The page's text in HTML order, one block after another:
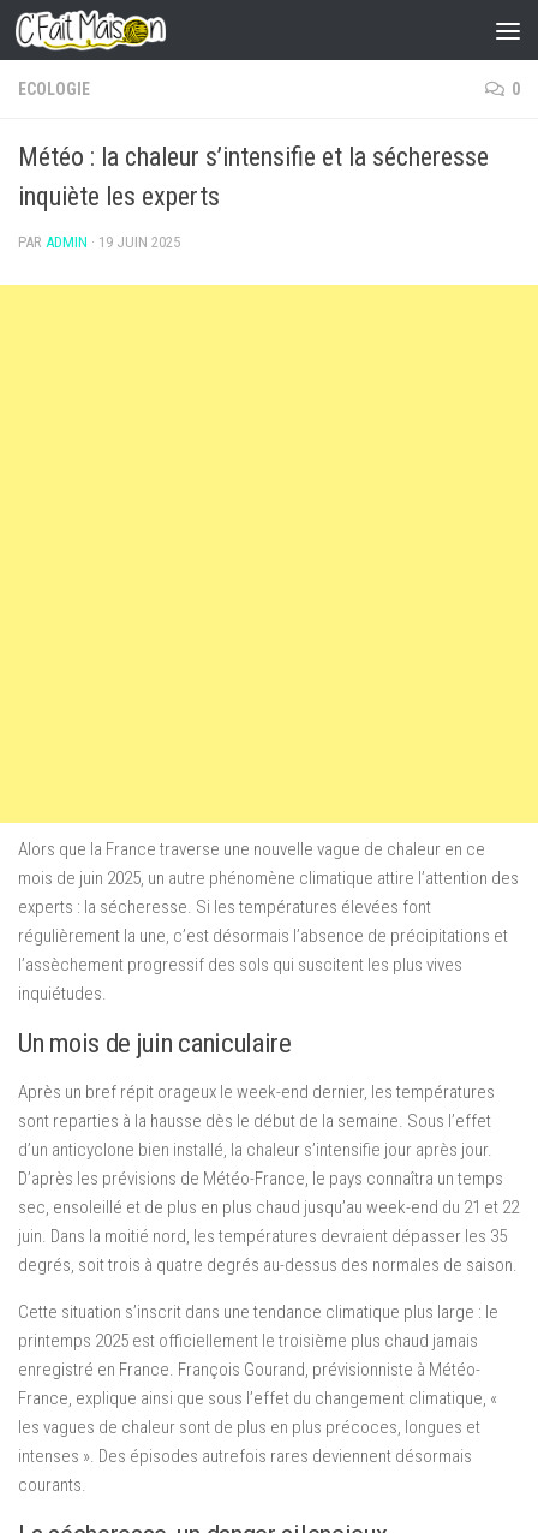
Skip to content
ECOLOGIE 0
Météo : la chaleur s’intensifie et la sécheresse
inquiète les experts
PAR ADMIN · 19 JUIN 2025
Alors que la France traverse une nouvelle vague de chaleur en ce
mois de juin 2025, un autre phénomène climatique attire l’attention des
experts : la sécheresse. Si les températures élevées font
régulièrement la une, c’est désormais l’absence de précipitations et
l’assèchement progressif des sols qui suscitent les plus vives
inquiétudes.
Un mois de juin caniculaire
Après un bref répit orageux le week-end dernier, les températures
sont reparties à la hausse dès le début de la semaine. Sous l’effet
d’un anticyclone bien installé, la chaleur s’intensifie jour après jour.
D’après les prévisions de Météo-France, le pays connaîtra un temps
sec, ensoleillé et de plus en plus chaud jusqu’au week-end du 21 et 22
juin. Dans la moitié nord, les températures devraient dépasser les 35
degrés, soit trois à quatre degrés au-dessus des normales de saison.
Cette situation s’inscrit dans une tendance climatique plus large : le
printemps 2025 est officiellement le troisième plus chaud jamais
enregistré en France. François Gourand, prévisionniste à Météo-
France, explique ainsi que sous l’effet du changement climatique, «
les vagues de chaleur sont de plus en plus précoces, longues et
intenses ». Des épisodes autrefois rares deviennent désormais
courants.